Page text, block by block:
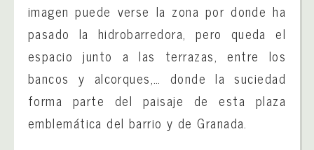
imagen puede verse la zona por donde ha
pasado la hidrobarredora, pero queda el
espacio junto a las terrazas, entre los
bancos y alcorques,… donde la suciedad
forma parte del paisaje de esta plaza
emblemática del barrio y de Granada.